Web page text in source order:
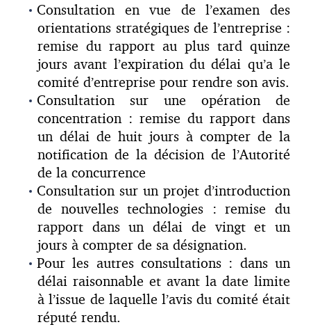
Consultation en vue de l’examen des
orientations stratégiques de l’entreprise :
remise du rapport au plus tard quinze
jours avant l’expiration du délai qu’a le
comité d’entreprise pour rendre son avis.
Consultation sur une opération de
concentration : remise du rapport dans
un délai de huit jours à compter de la
notification de la décision de l’Autorité
de la concurrence
Consultation sur un projet d’introduction
de nouvelles technologies : remise du
rapport dans un délai de vingt et un
jours à compter de sa désignation.
Pour les autres consultations : dans un
délai raisonnable et avant la date limite
à l’issue de laquelle l’avis du comité était
réputé rendu.